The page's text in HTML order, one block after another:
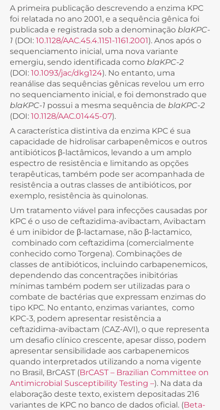
A primeira publicação descrevendo a enzima KPC
foi relatada no ano 2001, e a sequência gênica foi
publicada e registrada sob a denominação blaKPC-
1 (DOI: 10.1128/AAC.45.4.1151-1161.2001). Anos após o
sequenciamento inicial, uma nova variante
emergiu, sendo identificada como blaKPC-2
(DOI: 10.1093/jac/dkg124). No entanto, uma
reanálise das sequências gênicas revelou um erro
no sequenciamento inicial, e foi demonstrado que
blaKPC-1 possui a mesma sequência de blaKPC-2
(DOI: 10.1128/AAC.01445-07).
A característica distintiva da enzima KPC é sua
capacidade de hidrolisar carbapenêmicos e outros
antibióticos β-lactâmicos, levando a um amplo
espectro de resistência e limitando as opções
terapêuticas, também pode ser acompanhada de
resistência a outras classes de antibióticos, por
exemplo, resistência às quinolonas.
Um tratamento viável para infecções causadas por
KPC é o uso de ceftazidima-avibactam, Avibactam
é um inibidor de β-lactamase, não β-lactamico,
combinado com ceftazidima (comercialmente
conhecido como Torgena). Combinações de
classes de antibióticos, incluindo carbapenemicos,
dependendo das concentrações inibitórias
mínimas também podem ser utilizadas para o
combate de bactérias que expressam enzimas do
tipo KPC. No entanto, enzimas variantes, como
KPC-3, podem apresentar resistência a
ceftazidima-avibactam (CAZ-AVI), o que representa
um desafio clínico crescente, apesar disso, podem
apresentar sensibilidade aos carbapenemicos
quando interpretados utilizando a noma vigente
no Brasil, BrCAST (BrCAST – Brazilian Committee on
Antimicrobial Susceptibility Testing –). Na data da
elaboração deste texto, existem depositadas 216
variantes de KPC no banco de dados oficial. (Beta-